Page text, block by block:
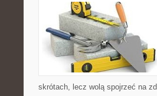
skrótach, lecz wolą spojrzeć na